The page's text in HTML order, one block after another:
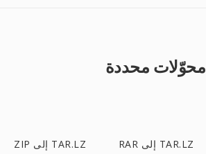
محوّلات محددة
ZIP إلى TAR.LZ RAR إلى TAR.LZ